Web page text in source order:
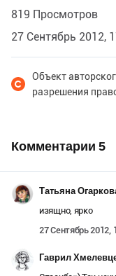
819 Просмотров
27 Сентябрь 2012,
Объект
разрешения
Комментарии 5
Татьяна
изящно, ярко
27 Сентябрь 2012,
Гаврил